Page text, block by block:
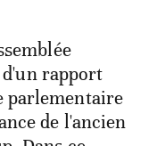
rapport
parlementaire
de l'ancien